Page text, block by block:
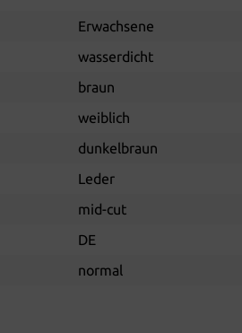
Erwachsene
wasserdicht
braun
weiblich
dunkelbraun
Leder
mid-cut
DE
normal